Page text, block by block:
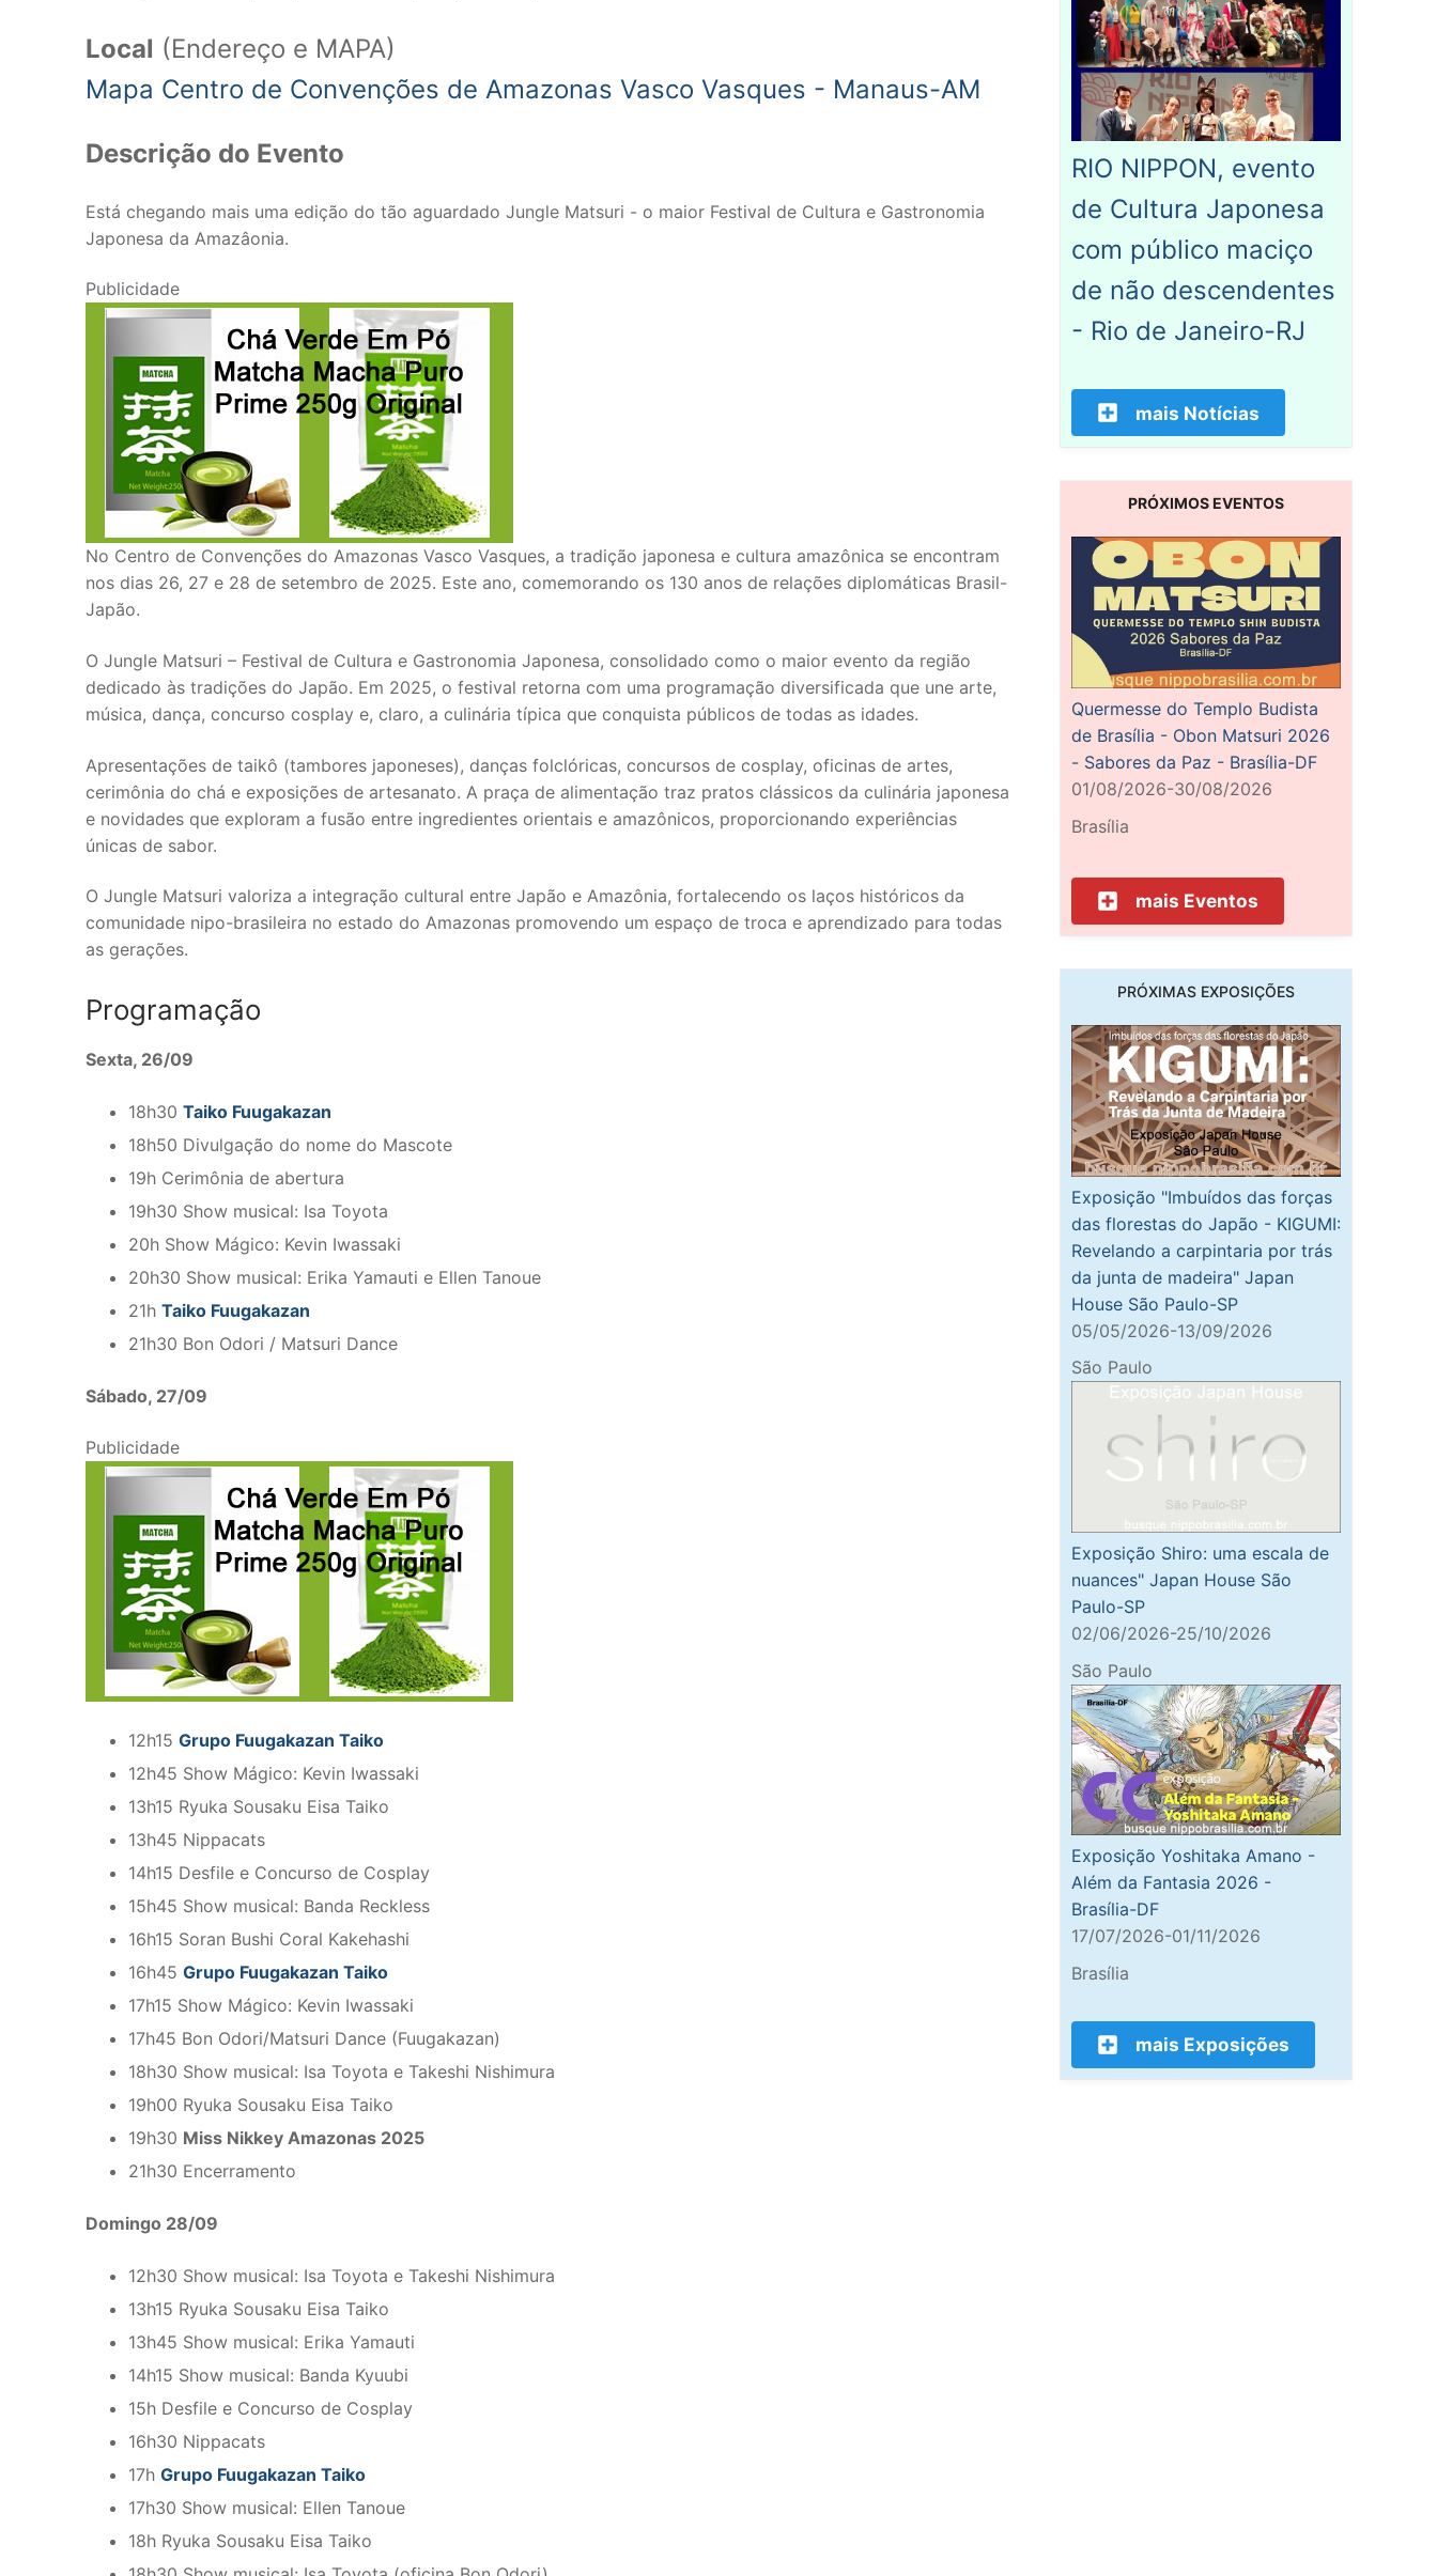
Local (Endereço e MAPA)
Mapa Centro de Convenções de Amazonas Vasco Vasques - Manaus-AM
Descrição do Evento
Está chegando mais uma edição do tão aguardado Jungle Matsuri - o maior Festival de Cultura e Gastronomia
Japonesa da Amazâonia.
Publicidade
No Centro de Convenções do Amazonas Vasco Vasques, a tradição japonesa e cultura amazônica se encontram
nos dias 26, 27 e 28 de setembro de 2025. Este ano, comemorando os 130 anos de relações diplomáticas Brasil-
Japão.
O Jungle Matsuri – Festival de Cultura e Gastronomia Japonesa, consolidado como o maior evento da região
dedicado às tradições do Japão. Em 2025, o festival retorna com uma programação diversificada que une arte,
música, dança, concurso cosplay e, claro, a culinária típica que conquista públicos de todas as idades.
Apresentações de taikô (tambores japoneses), danças folclóricas, concursos de cosplay, oficinas de artes,
cerimônia do chá e exposições de artesanato. A praça de alimentação traz pratos clássicos da culinária japonesa
e novidades que exploram a fusão entre ingredientes orientais e amazônicos, proporcionando experiências
únicas de sabor.
O Jungle Matsuri valoriza a integração cultural entre Japão e Amazônia, fortalecendo os laços históricos da
comunidade nipo-brasileira no estado do Amazonas promovendo um espaço de troca e aprendizado para todas
as gerações.
Programação
Sexta, 26/09
18h30 Taiko Fuugakazan
18h50 Divulgação do nome do Mascote
19h Cerimônia de abertura
19h30 Show musical: Isa Toyota
20h Show Mágico: Kevin Iwassaki
20h30 Show musical: Erika Yamauti e Ellen Tanoue
21h Taiko Fuugakazan
21h30 Bon Odori / Matsuri Dance
Sábado, 27/09
Publicidade
12h15 Grupo Fuugakazan Taiko
12h45 Show Mágico: Kevin Iwassaki
13h15 Ryuka Sousaku Eisa Taiko
13h45 Nippacats
14h15 Desfile e Concurso de Cosplay
15h45 Show musical: Banda Reckless
16h15 Soran Bushi Coral Kakehashi
16h45 Grupo Fuugakazan Taiko
17h15 Show Mágico: Kevin Iwassaki
17h45 Bon Odori/Matsuri Dance (Fuugakazan)
18h30 Show musical: Isa Toyota e Takeshi Nishimura
19h00 Ryuka Sousaku Eisa Taiko
19h30 Miss Nikkey Amazonas 2025
21h30 Encerramento
Domingo 28/09
12h30 Show musical: Isa Toyota e Takeshi Nishimura
13h15 Ryuka Sousaku Eisa Taiko
13h45 Show musical: Erika Yamauti
14h15 Show musical: Banda Kyuubi
15h Desfile e Concurso de Cosplay
16h30 Nippacats
17h Grupo Fuugakazan Taiko
17h30 Show musical: Ellen Tanoue
18h Ryuka Sousaku Eisa Taiko
RIO NIPPON, evento
de Cultura Japonesa
com público maciço
de não descendentes
- Rio de Janeiro-RJ
mais Notícias
PRÓXIMOS EVENTOS
Quermesse do Templo Budista
de Brasília - Obon Matsuri 2026
- Sabores da Paz - Brasília-DF
01/08/2026-30/08/2026
Brasília
mais Eventos
PRÓXIMAS EXPOSIÇÕES
Exposição "Imbuídos das forças
das florestas do Japão - KIGUMI:
Revelando a carpintaria por trás
da junta de madeira" Japan
House São Paulo-SP
05/05/2026-13/09/2026
São Paulo
Exposição Shiro: uma escala de
nuances" Japan House São
Paulo-SP
02/06/2026-25/10/2026
São Paulo
Exposição Yoshitaka Amano -
Além da Fantasia 2026 -
Brasília-DF
17/07/2026-01/11/2026
Brasília
mais Exposições